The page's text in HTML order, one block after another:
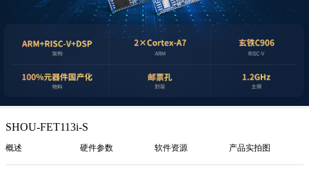
SHOU-FET113i-S
概述 硬件参数 软件资源 产品实拍图